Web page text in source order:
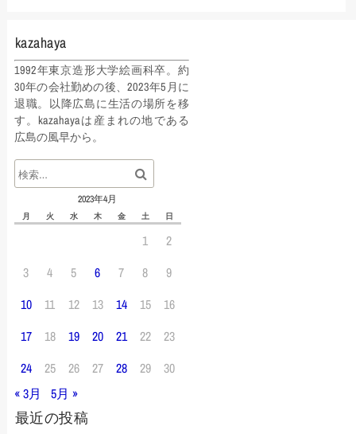
kazahaya
1992年東京造形大学絵画科卒。約
30年の会社勤めの後、2023年5月に
退職。以降広島に生活の場所を移
す。kazahayaは産まれの地である
広島の風早から。
2023年4月
月 火 水 木 金 土 日
1
2
3
4 5 6 7 8
9
10
11 12 13 14 15
16
17
18 19 20 21 22
23
24
25 26 27 28 29
30
« 3月
5月 »
最近の投稿